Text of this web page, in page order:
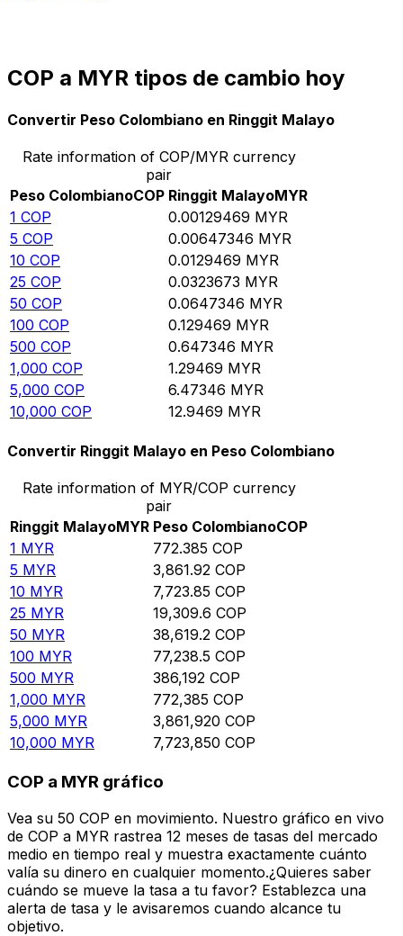
COP a MYR tipos de cambio hoy
Convertir Peso Colombiano en Ringgit Malayo
Rate information of COP/MYR currency
pair
Peso ColombianoCOP Ringgit MalayoMYR
1 COP 0.00129469 MYR
5 COP 0.00647346 MYR
10 COP 0.0129469 MYR
25 COP 0.0323673 MYR
50 COP 0.0647346 MYR
100 COP 0.129469 MYR
500 COP 0.647346 MYR
1,000 COP 1.29469 MYR
5,000 COP 6.47346 MYR
10,000 COP 12.9469 MYR
Convertir Ringgit Malayo en Peso Colombiano
Rate information of MYR/COP currency
pair
Ringgit MalayoMYR Peso ColombianoCOP
1 MYR 772.385 COP
5 MYR 3,861.92 COP
10 MYR 7,723.85 COP
25 MYR 19,309.6 COP
50 MYR 38,619.2 COP
100 MYR 77,238.5 COP
500 MYR 386,192 COP
1,000 MYR 772,385 COP
5,000 MYR 3,861,920 COP
10,000 MYR 7,723,850 COP
COP a MYR gráfico
Vea su 50 COP en movimiento. Nuestro gráfico en vivo
de COP a MYR rastrea 12 meses de tasas del mercado
medio en tiempo real y muestra exactamente cuánto
valía su dinero en cualquier momento.¿Quieres saber
cuándo se mueve la tasa a tu favor? Establezca una
alerta de tasa y le avisaremos cuando alcance tu
objetivo.